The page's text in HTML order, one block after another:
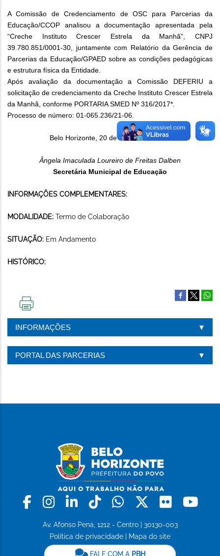
A Comissão de Credenciamento de OSC para Parcerias da
Educação/CCOP analisou a documentação apresentada pela
“Creche Instituto Crescer Estrela da Manhã”, CNPJ
39.780.851/0001-30, juntamente com Relatório da Gerência de
Parcerias da Educação/GPAED sobre as condições pedagógicas
e estrutura física da Entidade.
Após avaliação da documentação a Comissão DEFERIU a
solicitação de credenciamento da Creche Instituto Crescer Estrela
da Manhã, conforme PORTARIA SMED Nº 316/2017*.
Processo de número: 01-065.236/21-06.
Belo Horizonte, 20 de outubro de 2021
Ângela Imaculada Loureiro de Freitas Dalben
Secretária Municipal de Educação
INFORMAÇÕES COMPLEMENTARES:
MODALIDADE: Termo de Colaboração
SITUAÇÃO: Em Andamento
HISTÓRICO:
PÁGINA
INFORMAÇÕES
PORTAL DAS PARCERIAS
Facebook
Instagram
LinkedinTiktokWhatsapp
X Flickr
Av. Afonso Pena, 1212 - Centro | 30130-003
Política de privacidade
Mapa do site
FALE COM A PBH